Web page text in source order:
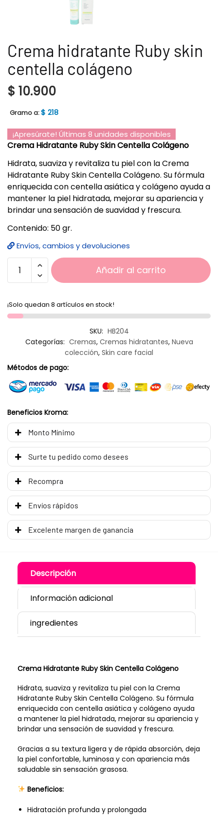
Crema hidratante Ruby skin
centella colágeno
$ 10.900
Gramo a:$ 218
¡Apresúrate! Últimas 8 unidades disponibles
Crema Hidratante Ruby Skin Centella Colágeno
Hidrata, suaviza y revitaliza tu piel con la Crema
Hidratante Ruby Skin Centella Colágeno. Su fórmula
enriquecida con centella asiática y colágeno ayuda a
mantener la piel hidratada, mejorar su apariencia y
brindar una sensación de suavidad y frescura.
Contenido: 50 gr.
Envíos, cambios y devoluciones
Añadir al carrito
¡Solo quedan 8 artículos en stock!
SKU: HB204
Categorías: Cremas, Cremas hidratantes, Nueva
colección, Skin care facial
Métodos de pago:
Beneficios Kroma:
Monto Mínimo
Surte tu pedido como desees
Recompra
Envíos rápidos
Excelente margen de ganancia
Descripción
Información adicional
ingredientes
Crema Hidratante Ruby Skin Centella Colágeno
Hidrata, suaviza y revitaliza tu piel con la Crema
Hidratante Ruby Skin Centella Colágeno. Su fórmula
enriquecida con centella asiática y colágeno ayuda
a mantener la piel hidratada, mejorar su apariencia y
brindar una sensación de suavidad y frescura.
Gracias a su textura ligera y de rápida absorción, deja
la piel confortable, luminosa y con apariencia más
saludable sin sensación grasosa.
Beneficios:
Hidratación profunda y prolongada